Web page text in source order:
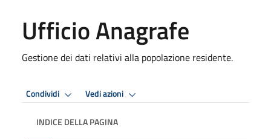
Ufficio Anagrafe
Gestione dei dati relativi alla popolazione residente.
Condividi Vedi azioni
INDICE DELLA PAGINA